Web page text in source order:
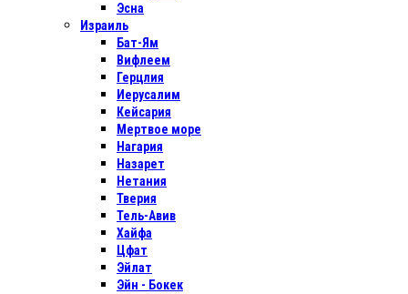
Эсна
Израиль
Бат-Ям
Вифлеем
Герцлия
Иерусалим
Кейсария
Мертвое море
Нагария
Назарет
Нетания
Тверия
Тель-Авив
Хайфа
Цфат
Эйлат
Эйн - Бокек